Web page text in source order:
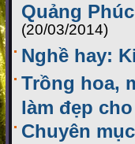
Quảng
(20/03/2014)
Nghề hay:
Trồng hoa,
làm đẹp
Chuyên